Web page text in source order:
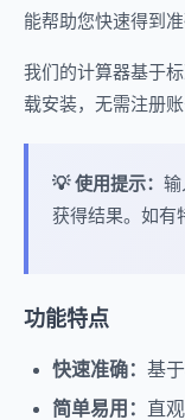
能帮助您快速得到准
我们的计算器基于
载安装，无需注册
💡 使用提示： 输
获得结果。如有
功能特点
快速准确： 基
简单易用： 直